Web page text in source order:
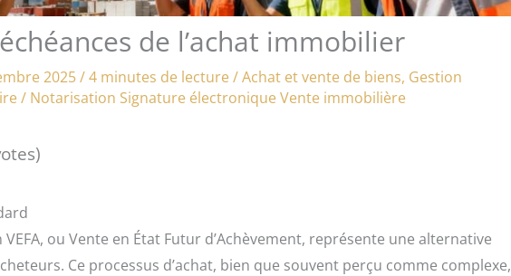
de l’achat immobilier
2025/4 minutes de lecture/Achat et vente de biens, Gestion
/ Notarisation Signature électroniqueVente immobilière
ou Vente en État Futur d’Achèvement, représente une alternative
Ce processus d’achat, bien que souvent perçu comme complexe,